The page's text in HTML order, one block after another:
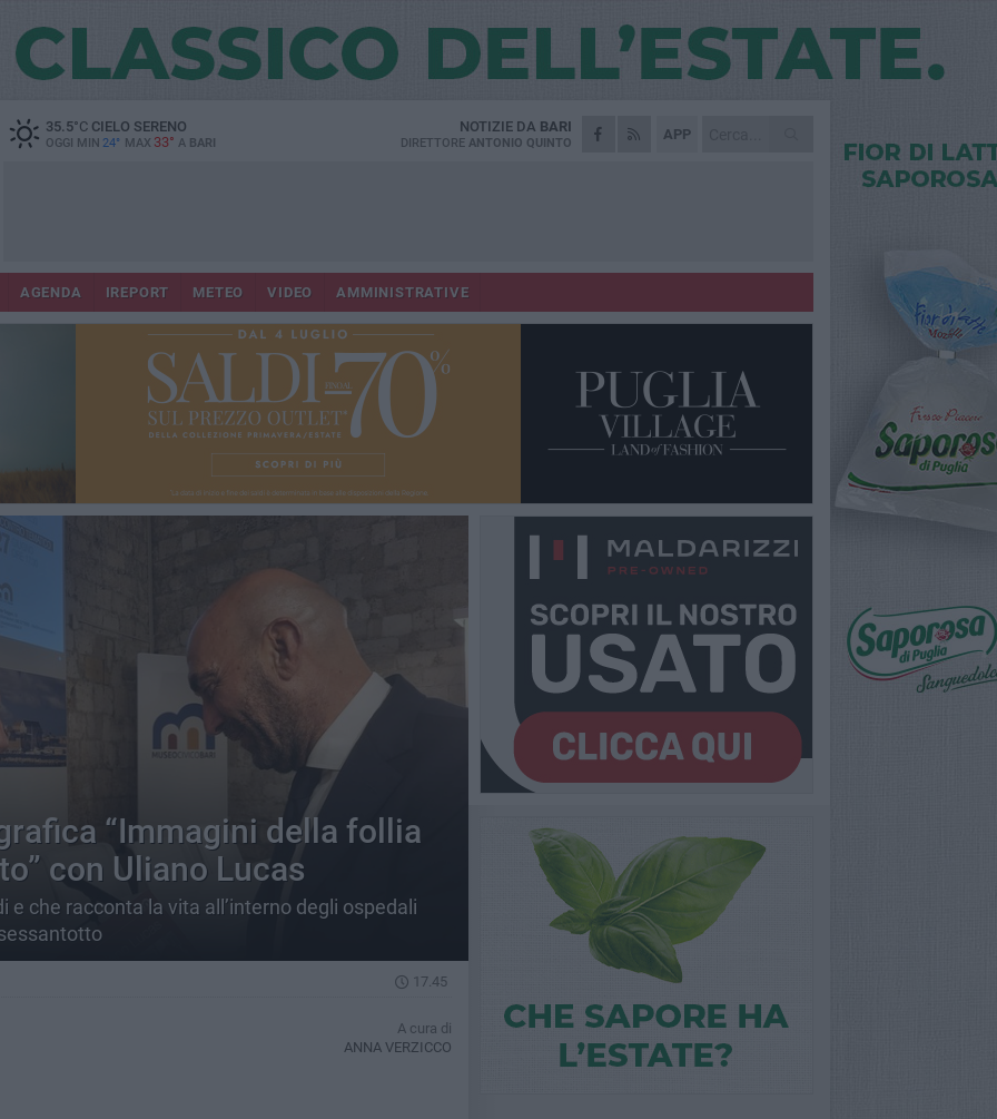
35.5°CCIELO SERENO
OGGI MIN 24° MAX 33° A BARI
APP
NOTIZIE DA BARI
DIRETTORE ANTONIO QUINTO
AGENDA IREPORT METEO VIDEO AMMINISTRATIVE
“Immagini della follia
con Uliano Lucas
e che racconta la vita all’interno degli ospedali
17.45
A cura di
ANNA VERZICCO